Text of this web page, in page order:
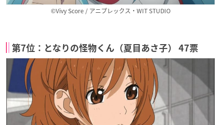
©Vivy Score / アニプレックス・WIT STUDIO
第7位：となりの怪物くん（夏目あさ子） 47票